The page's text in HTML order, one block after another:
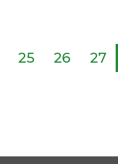
25 26 27